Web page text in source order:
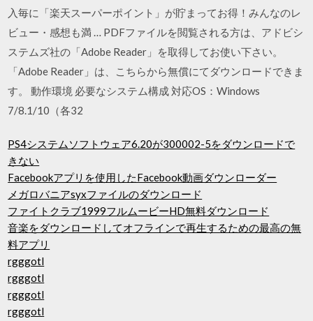
入毎に「楽天スーパーポイント」が貯まってお得！みんなのレ
ビュー・感想も満 … PDFファイルを閲覧される方は、アドビシ
ステムズ社の「Adobe Reader」を取得してお使い下さい。
「Adobe Reader」は、こちらから無償にてダウンロードできま
す。 動作環境 必要なシステム構成 対応OS：Windows
7/8.1/10（各32
PS4システムソフトウェア6.20が300002-5をダウンロードで
きない
Facebookアプリを使用したFacebook動画ダウンローダー
メガロバニアsyxファイルのダウンロード
ファイトクラブ1999フルムービーHD無料ダウンロード
音楽をダウンロードしてオフラインで再生するための最高の無
料アプリ
rgggotl
rgggotl
rgggotl
rgggotl